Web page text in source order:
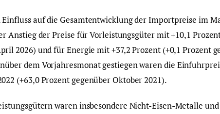
auf die Gesamtentwicklung der Importpreise im
Anstieg der Preise für Vorleistungsgüter mit +10,1
2026) und für Energie mit +37,2 Prozent (+0,1 Prozent
dem Vorjahresmonat gestiegen waren die
(+63,0 Prozent gegenüber Oktober 2021).
waren insbesondere Nicht-Eisen-Metalle